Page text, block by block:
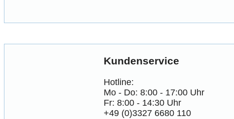
Kundenservice
Hotline:
Mo - Do: 8:00 - 17:00 Uhr
Fr: 8:00 - 14:30 Uhr
+49 (0)3327 6680 110